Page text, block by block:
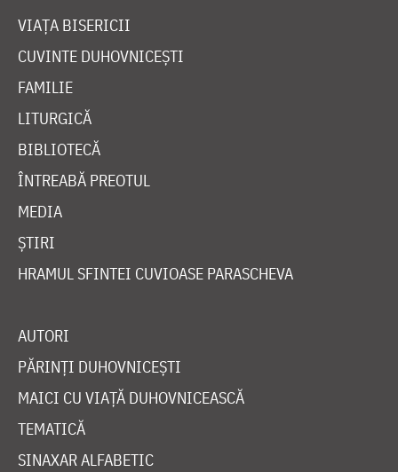
VIAȚA BISERICII
CUVINTE DUHOVNICEȘTI
FAMILIE
LITURGICĂ
BIBLIOTECĂ
ÎNTREABĂ PREOTUL
MEDIA
ȘTIRI
HRAMUL SFINTEI CUVIOASE PARASCHEVA
AUTORI
PĂRINȚI DUHOVNICEȘTI
MAICI CU VIAȚĂ DUHOVNICEASCĂ
TEMATICĂ
SINAXAR ALFABETIC